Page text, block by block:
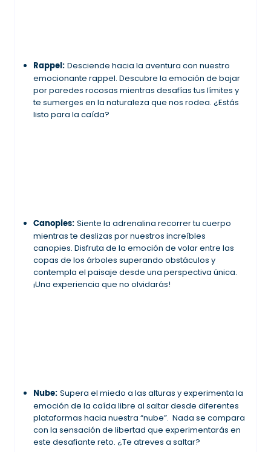
Rappel:Desciende hacia la aventura con nuestro
emocionante rappel. Descubre la emoción de bajar
por paredes rocosas mientras desafías tus límites y
te sumerges en la naturaleza que nos rodea. ¿Estás
listo para la caída?
Canopies:Siente la adrenalina recorrer tu cuerpo
mientras te deslizas por nuestros increíbles
canopies. Disfruta de la emoción de volar entre las
copas de los árboles superando obstáculos y
contempla el paisaje desde una perspectiva única.
¡Una experiencia que no olvidarás!
Nube:Supera el miedo a las alturas y experimenta la
emoción de la caída libre al saltar desde diferentes
plataformas hacia nuestra “nube”. Nada se compara
con la sensación de libertad que experimentarás en
este desafiante reto. ¿Te atreves a saltar?